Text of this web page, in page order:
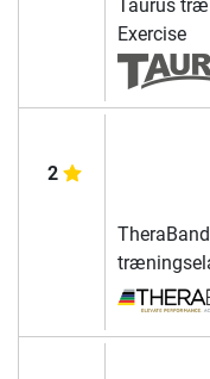
Taurus
Exercise
2
TheraBand